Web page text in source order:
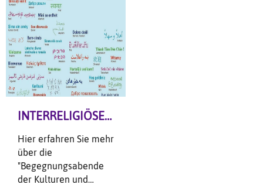
INTERRELIGIÖSER DIALOG
Hier erfahren Sie mehr
über die
"Begegnungsabende
der Kulturen und